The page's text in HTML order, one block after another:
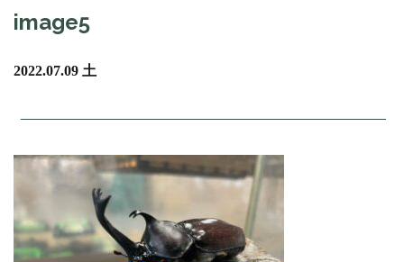
image5
2022.07.09 土